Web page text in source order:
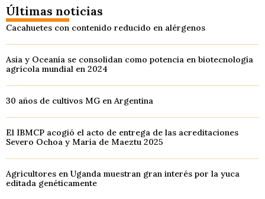
Últimas noticias
Cacahuetes con contenido reducido en alérgenos
Asia y Oceanía se consolidan como potencia en biotecnología
agrícola mundial en 2024
30 años de cultivos MG en Argentina
El IBMCP acogió el acto de entrega de las acreditaciones
Severo Ochoa y María de Maeztu 2025
Agricultores en Uganda muestran gran interés por la yuca
editada genéticamente